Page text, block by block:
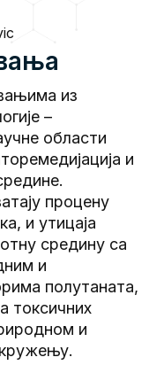
из
–
области
и
процену
и утицаја
средину са
и
полутаната,
токсичних
и